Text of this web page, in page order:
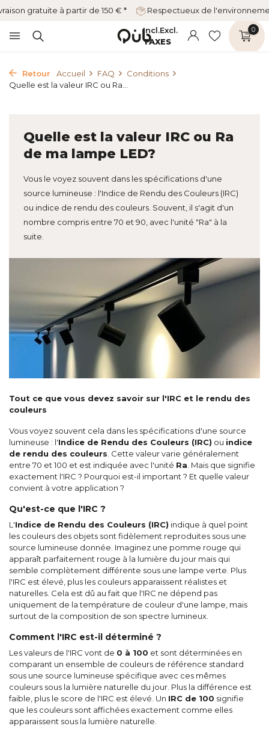
gratuite à partir de 150 € * Respectueux de
Incl.Excl.
TAXES
0
Retour Accueil FAQ
Conditions
Quelle est la valeur IRC ou Ra...
Quelle est la valeur IRC ou Ra
de ma lampe LED?
Vous le voyez souvent dans les spécifications d'une
source lumineuse : l'Indice de Rendu des Couleurs (IRC)
ou indice de rendu des couleurs. Souvent, il s'agit d'un
nombre compris entre 70 et 90, avec l'unité "Ra" à la
suite.
Tout ce que vous devez savoir sur l'IRC et le rendu des
couleurs
Vous voyez souvent cela dans les spécifications d'une source
lumineuse : l'Indice de Rendu des Couleurs (IRC) ou indice
de rendu des couleurs . Cette valeur varie généralement
entre 70 et 100 et est indiquée avec l'unité Ra . Mais que signifie
exactement l'IRC ? Pourquoi est-il important ? Et quelle valeur
convient à votre application ?
Qu'est-ce que l'IRC ?
L'Indice de Rendu des Couleurs (IRC) indique à quel point
les couleurs des objets sont fidèlement reproduites sous une
source lumineuse donnée. Imaginez une pomme rouge qui
apparaît parfaitement rouge à la lumière du jour mais qui
semble complètement différente sous une lampe verte. Plus
l'IRC est élevé, plus les couleurs apparaissent réalistes et
naturelles. Cela est dû au fait que l'IRC ne dépend pas
uniquement de la température de couleur d'une lampe, mais
surtout de la composition de son spectre lumineux.
Comment l'IRC est-il déterminé ?
Les valeurs de l'IRC vont de 0 à 100 et sont déterminées en
comparant un ensemble de couleurs de référence standard
sous une source lumineuse spécifique avec ces mêmes
couleurs sous la lumière naturelle du jour. Plus la différence est
faible, plus le score de l'IRC est élevé. Un IRC de 100 signifie
que les couleurs sont affichées exactement comme elles
apparaissent sous la lumière naturelle.